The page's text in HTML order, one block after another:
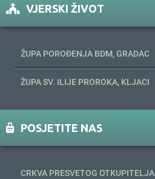
VJERSKI ŽIVOT
ŽUPA POROĐENJA BDM, GRADAC
ŽUPA SV. ILIJE PROROKA, KLJACI
POSJETITE NAS
CRKVA PRESVETOG OTKUPITELJA